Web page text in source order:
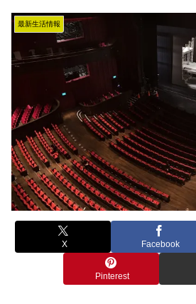
最新生活情報
X Facebook
Pinterest